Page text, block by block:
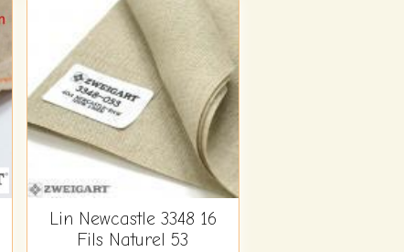
Lin Newcastle 3348 16
Fils Naturel 53